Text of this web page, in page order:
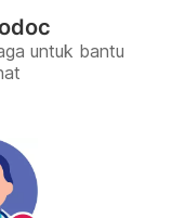
untuk bantu